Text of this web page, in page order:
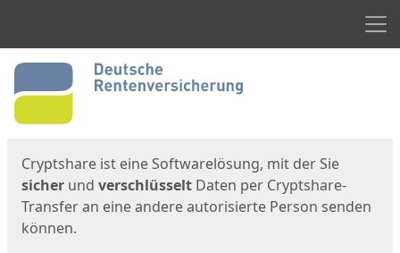
Start
Cryptshare ist eine Softwarelösung, mit der Sie
sicher und verschlüsselt Daten per Cryptshare-
Transfer an eine andere autorisierte Person senden
können.